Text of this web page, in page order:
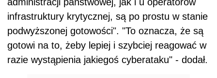
infrastruktury krytycznej, są po prostu w stanie
podwyższonej gotowości". "To oznacza, że są
gotowi na to, żeby lepiej i szybciej reagować w
razie wystąpienia jakiegoś cyberataku" - dodał.